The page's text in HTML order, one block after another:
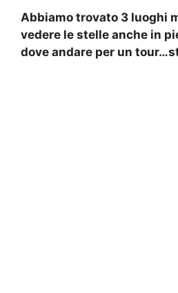
Abbiamo trovato 3 luoghi
vedere le stelle anche in
dove andare per un